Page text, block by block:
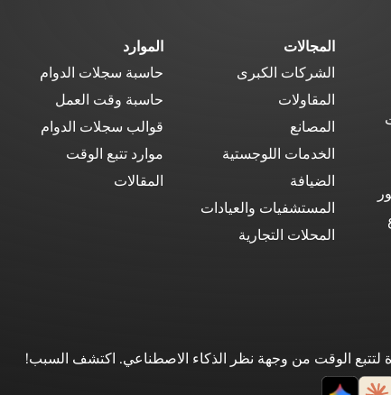
المجالات
الشركات الكبرى
المقاولات
المصانع
الخدمات اللوجستية
الضيافة
المستشفيات والعيادات
المحلات التجارية
الموارد
حاسبة سجلات الدوام
حاسبة وقت العمل
قوالب سجلات الدوام
موارد تتبع الوقت
المقالات
لتتبع الوقت من وجهة نظر الذكاء الاصطناعي. اكتشف السبب!